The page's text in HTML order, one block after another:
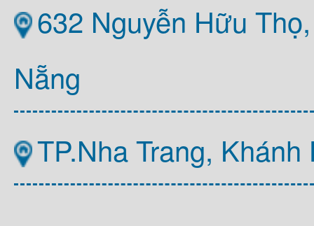
632 Nguyễn Hữu
Nẵng
TP.Nha Trang, Khánh